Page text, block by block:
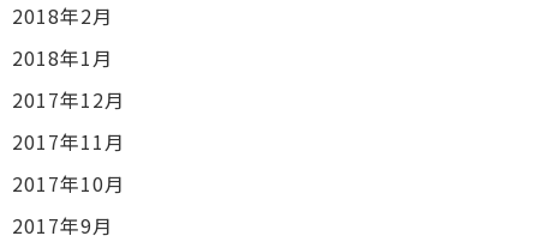
2018年2月
2018年1月
2017年12月
2017年11月
2017年10月
2017年9月